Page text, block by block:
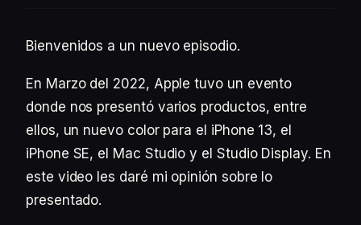
Bienvenidos a un nuevo episodio.
En Marzo del 2022, Apple tuvo un evento
donde nos presentó varios productos, entre
ellos, un nuevo color para el iPhone 13, el
iPhone SE, el Mac Studio y el Studio Display. En
este video les daré mi opinión sobre lo
presentado.